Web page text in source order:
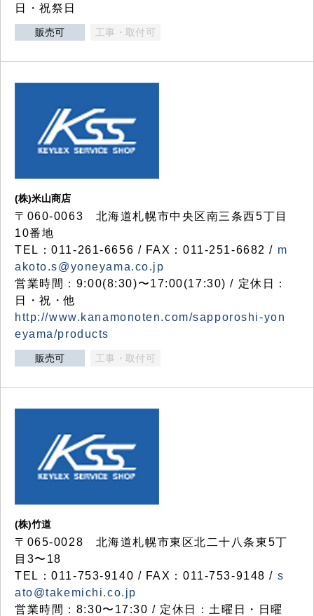
日・祝祭日
販売可 工事・取付可
(株)米山商店
〒060-0063 北海道札幌市中央区南三条西5丁目
10番地
TEL：011-261-6656 / FAX：011-251-6682 / m
akoto.s@yoneyama.co.jp
営業時間：9:00(8:30)〜17:00(17:30) / 定休日：
日・祝・他
http://www.kanamonoten.com/sapporoshi-yon
eyama/products
販売可 工事・取付可
(株)竹道
〒065-0028 北海道札幌市東区北二十八条東5丁
目3〜18
TEL：011-753-9140 / FAX：011-753-9148 / s
ato@takemichi.co.jp
営業時間：8:30〜17:30 / 定休日：土曜日・日曜